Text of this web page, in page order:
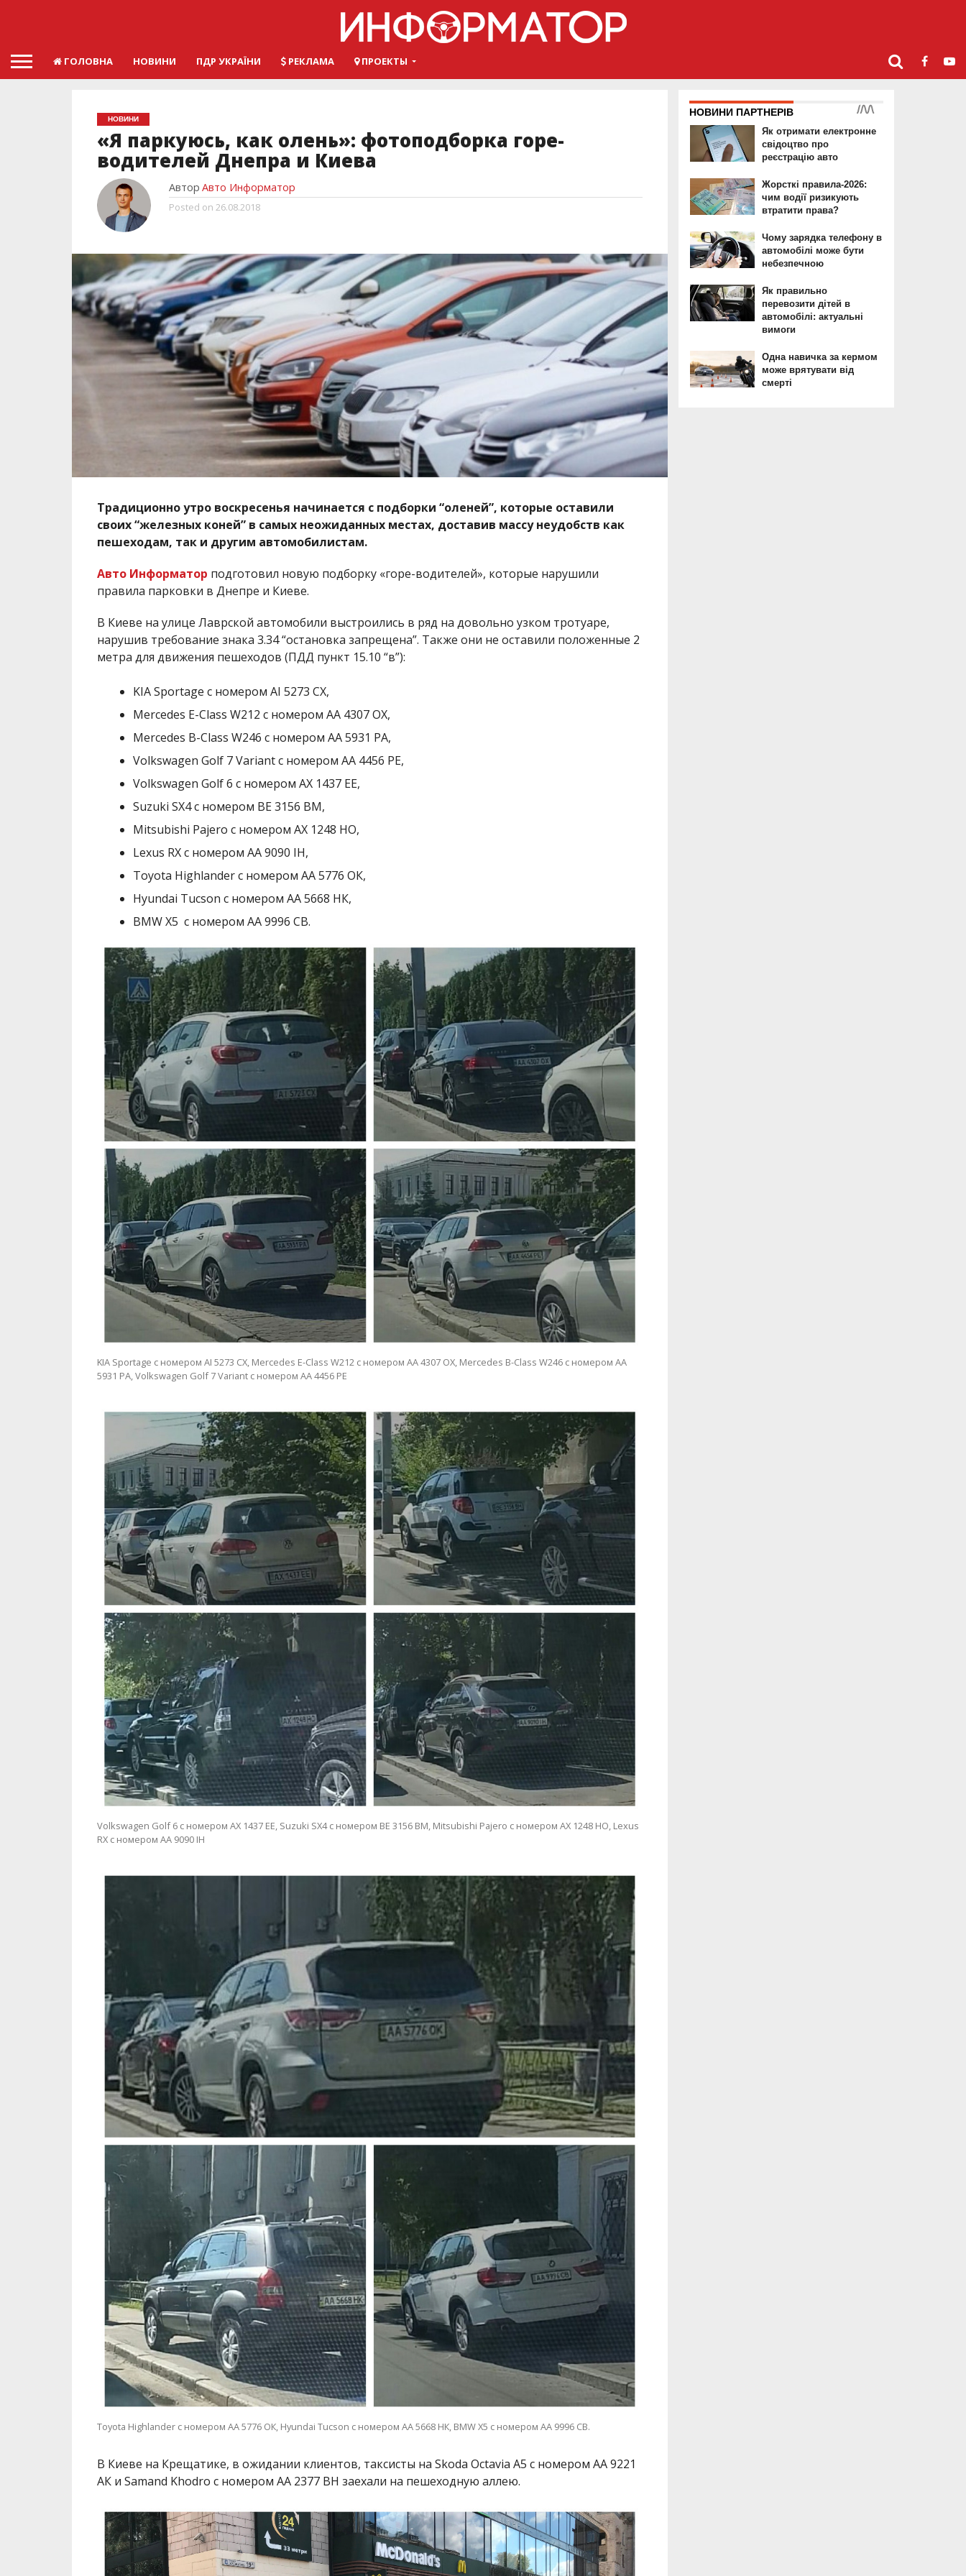
ГОЛОВНА НОВИНИ ПДР УКРАЇНИ РЕКЛАМА ПРОЕКТЫ
НОВИНИ
«Я паркуюсь, как олень»: фотоподборка горе-
водителей Днепра и Киева
Автор Авто Информатор
Posted on 26.08.2018
Традиционно утро воскресенья начинается с подборки “оленей”, которые оставили
своих “железных коней” в самых неожиданных местах, доставив массу неудобств как
пешеходам, так и другим автомобилистам.
Авто Информатор подготовил новую подборку «горе-водителей», которые нарушили
правила парковки в Днепре и Киеве.
В Киеве на улице Лаврской автомобили выстроились в ряд на довольно узком тротуаре,
нарушив требование знака 3.34 “остановка запрещена”. Также они не оставили положенные 2
метра для движения пешеходов (ПДД пункт 15.10 “в”):
KIA Sportage с номером АІ 5273 СХ,
Mercedes E-Class W212 с номером АА 4307 ОХ,
Mercedes B-Class W246 с номером АА 5931 РА,
Volkswagen Golf 7 Variant с номером АА 4456 РЕ,
Volkswagen Golf 6 с номером АХ 1437 ЕЕ,
Suzuki SX4 с номером ВЕ 3156 ВМ,
Mitsubishi Pajero с номером АХ 1248 НО,
Lexus RX с номером АА 9090 ІН,
Toyota Highlander с номером АА 5776 ОК,
Hyundai Tucson с номером АА 5668 НК,
BMW X5 с номером АА 9996 СВ.
KIA Sportage с номером АІ 5273 СХ, Mercedes E-Class W212 с номером АА 4307 ОХ, Mercedes B-Class W246 с номером АА
5931 РА, Volkswagen Golf 7 Variant с номером АА 4456 РЕ
Volkswagen Golf 6 с номером АХ 1437 ЕЕ, Suzuki SX4 с номером ВЕ 3156 ВМ, Mitsubishi Pajero с номером АХ 1248 НО, Lexus
RX с номером АА 9090 ІН
Toyota Highlander с номером АА 5776 ОК, Hyundai Tucson с номером АА 5668 НК, BMW X5 с номером АА 9996 СВ.
В Киеве на Крещатике, в ожидании клиентов, таксисты на Skoda Octavia A5 с номером АА 9221
АК и Samand Khodro с номером АА 2377 ВН заехали на пешеходную аллею.